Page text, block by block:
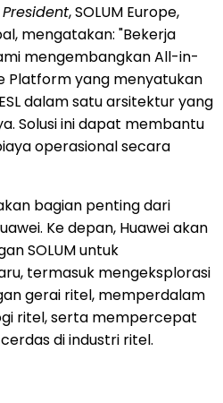
, SOLUM Europe,
mengatakan: "Bekerja
mengembangkan All-in-
Platform yang menyatukan
dalam satu arsitektur yang
Solusi ini dapat membantu
operasional secara
bagian penting dari
Ke depan, Huawei akan
SOLUM untuk
termasuk mengeksplorasi
gerai ritel, memperdalam
ritel, serta mempercepat
di industri ritel.